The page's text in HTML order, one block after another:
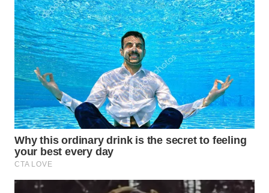
WAHANA
TRAVEL
WAHANA
TV
WAHANANEWS
ID
WAHANANEWS
CO ID
WAHANANEWS